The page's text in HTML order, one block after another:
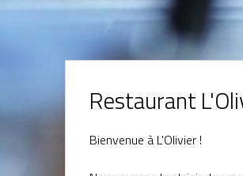
Restaurant
Bienvenue à L'Olivier !